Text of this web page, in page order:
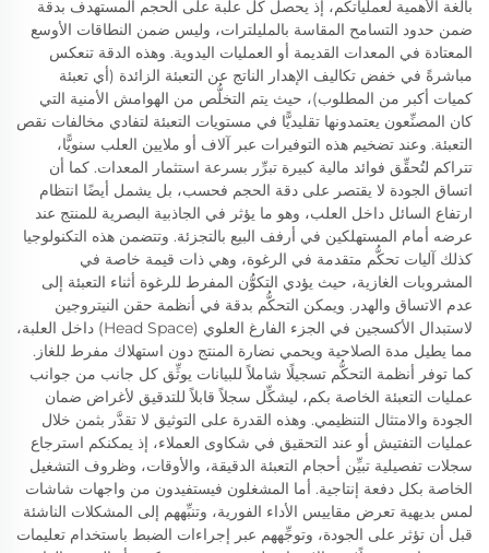
بالغة الأهمية لعملياتكم، إذ يحصل كل علبة على الحجم المستهدف بدقة
ضمن حدود التسامح المقاسة بالمليلترات، وليس ضمن النطاقات الأوسع
المعتادة في المعدات القديمة أو العمليات اليدوية. وهذه الدقة تنعكس
مباشرةً في خفض تكاليف الإهدار الناتج عن التعبئة الزائدة (أي تعبئة
كميات أكبر من المطلوب)، حيث يتم التخلُّص من الهوامش الأمنية التي
كان المصنِّعون يعتمدونها تقليديًّا في مستويات التعبئة لتفادي مخالفات نقص
التعبئة. وعند تضخيم هذه التوفيرات عبر آلاف أو ملايين العلب سنويًّا،
تتراكم لتُحقِّق فوائد مالية كبيرة تبرِّر بسرعة استثمار المعدات. كما أن
اتساق الجودة لا يقتصر على دقة الحجم فحسب، بل يشمل أيضًا انتظام
ارتفاع السائل داخل العلب، وهو ما يؤثر في الجاذبية البصرية للمنتج عند
عرضه أمام المستهلكين في أرفف البيع بالتجزئة. وتتضمن هذه التكنولوجيا
كذلك آليات تحكُّم متقدمة في الرغوة، وهي ذات قيمة خاصة في
المشروبات الغازية، حيث يؤدي التكوُّن المفرط للرغوة أثناء التعبئة إلى
عدم الاتساق والهدر. ويمكن التحكُّم بدقة في أنظمة حقن النيتروجين
لاستبدال الأكسجين في الجزء الفارغ العلوي (Head Space) داخل العلبة،
مما يطيل مدة الصلاحية ويحمي نضارة المنتج دون استهلاك مفرط للغاز.
كما توفر أنظمة التحكُّم تسجيلًا شاملاً للبيانات يوثِّق كل جانب من جوانب
عمليات التعبئة الخاصة بكم، ليشكِّل سجلاً قابلاً للتدقيق لأغراض ضمان
الجودة والامتثال التنظيمي. وهذه القدرة على التوثيق لا تقدَّر بثمن خلال
عمليات التفتيش أو عند التحقيق في شكاوى العملاء، إذ يمكنكم استرجاع
سجلات تفصيلية تبيِّن أحجام التعبئة الدقيقة، والأوقات، وظروف التشغيل
الخاصة بكل دفعة إنتاجية. أما المشغلون فيستفيدون من واجهات شاشات
لمس بديهية تعرض مقاييس الأداء الفورية، وتنبِّههم إلى المشكلات الناشئة
قبل أن تؤثر على الجودة، وتوجِّههم عبر إجراءات الضبط باستخدام تعليمات